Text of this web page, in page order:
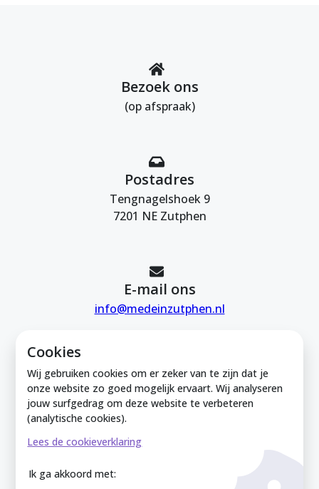
Cookies
Wij gebruiken cookies om er zeker van te zijn dat je
onze website zo goed mogelijk ervaart. Wij analyseren
jouw surfgedrag om deze website te verbeteren
(analytische cookies).
Lees de cookieverklaring
Ik ga akkoord met:
Bezoek ons
(op afspraak)
Postadres
Tengnagelshoek 9
7201 NE Zutphen
E-mail ons
info@medeinzutphen.nl
Mede in Zutphen is onderdeel van de
Zutphense Uitdaging. KVK Zutphense
Uitdaging: 08212926